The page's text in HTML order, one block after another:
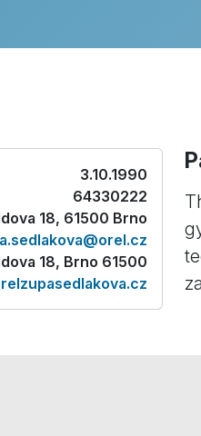
3.10.1990
64330222
18, 61500 Brno
18, Brno 61500